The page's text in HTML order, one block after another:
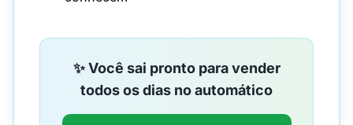
✨ Você sai pronto para vender
todos os dias no automático